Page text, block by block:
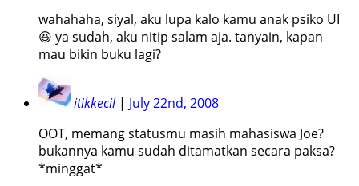
wahahaha, siyal, aku lupa kalo kamu anak psiko UI
😆 ya sudah, aku nitip salam aja. tanyain, kapan
mau bikin buku lagi?
itikkecil| July 22nd, 2008
OOT, memang statusmu masih mahasiswa Joe?
bukannya kamu sudah ditamatkan secara paksa?
*minggat*